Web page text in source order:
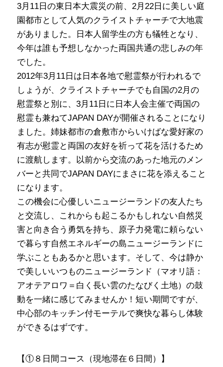
3月11日の東日本大震災の前、2月22日に美しい庭
園都市として人気のクライストチャーチで大地震
がありました。日本人留学生の方も犠牲となり、
今年は誰も予想しなかった両国共通の悲しみの年
でした。
2012年3月11日は日本各地で慰霊祭が行われるで
しょうが、クライストチャーチでも自国の2月の
慰霊祭と別に、3月11日に日本人会主催で両国の
慰霊も兼ねてJAPAN DAYが開催されることになり
ました。姉妹都市の倉敷市からいけばな愛好家の
有志が慰霊と両国の友好を祈って花を活けるため
に渡航します。以前から交流のあった地元のメン
バーと共同でJAPAN DAYにまさに花を添えること
になります。
この機会に心優しいニュージーランドの友人たち
と交流し、これからも起こるかもしれない自然災
害と向き合う勇気を持ち、原子力発電に頼らない
で暮らす自然エネルギーの島ニュージーランドに
学ぶこともあるかと思います。そして、今は静か
で美しいいつものニュージーランド（マオリ語：
アオテアロワ＝白く長い雲のたなびく土地）の鼓
動を一緒に感じてみませんか！短い期間ですが、
中心部のキッチン付モーテルで爽快な暮らし体験
ができるはずです。
【①８日間コース（現地滞在６日間）】